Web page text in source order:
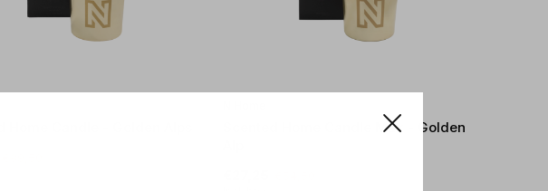
Scented Home Candle Max - Golden